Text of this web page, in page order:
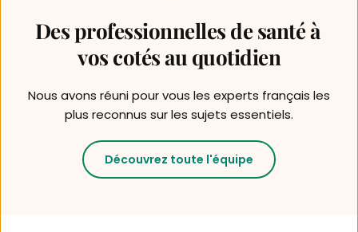
Des professionnelles de santé à
vos cotés au quotidien
Nous avons réuni pour vous les experts français les
plus reconnus sur les sujets essentiels.
Découvrez toute l'équipe